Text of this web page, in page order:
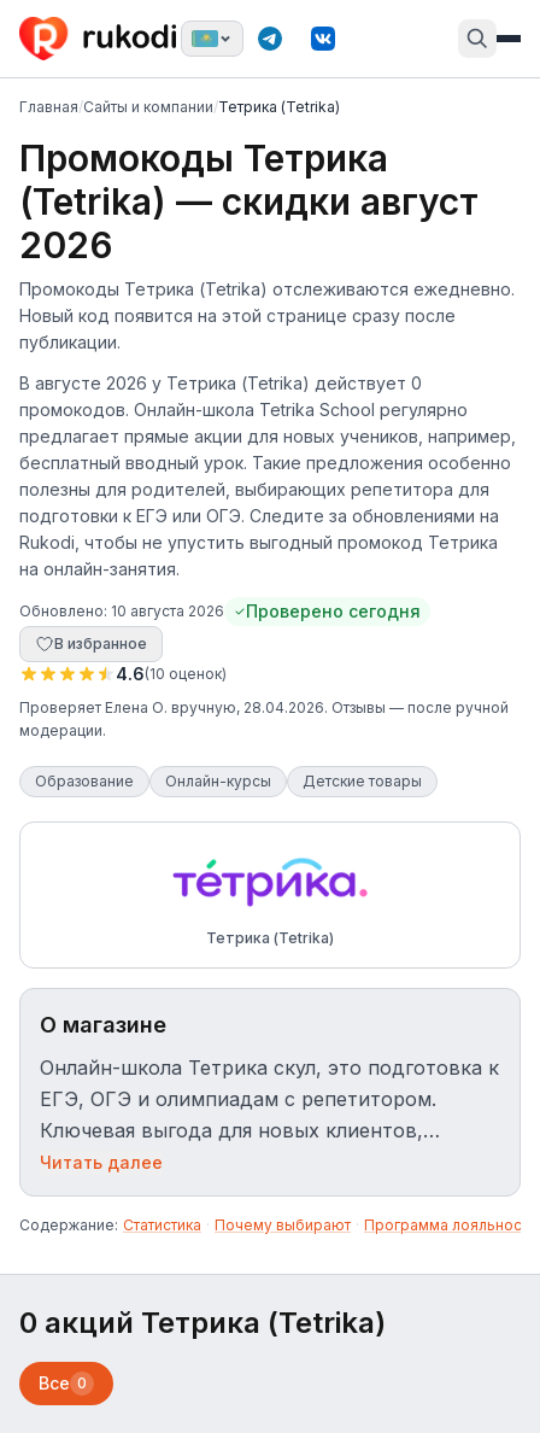
Главная/Сайты и компании/Тетрика (Tetrika)
Промокоды Тетрика
(Tetrika) — скидки август
2026
Промокоды Тетрика (Tetrika) отслеживаются ежедневно.
Новый код появится на этой странице сразу после
публикации.
В августе 2026 у Тетрика (Tetrika) действует 0
промокодов. Онлайн-школа Tetrika School регулярно
предлагает прямые акции для новых учеников, например,
бесплатный вводный урок. Такие предложения особенно
полезны для родителей, выбирающих репетитора для
подготовки к ЕГЭ или ОГЭ. Следите за обновлениями на
Rukodi, чтобы не упустить выгодный промокод Тетрика
на онлайн-занятия.
Обновлено: 10 августа 2026 Проверено сегодня
В избранное
4.6(10 оценок)
Проверяет Елена О. вручную, 28.04.2026. Отзывы — после ручной
модерации.
Образование Онлайн-курсы Детские товары
Тетрика (Tetrika)
О магазине
Онлайн-школа Тетрика скул, это подготовка к
ЕГЭ, ОГЭ и олимпиадам с репетитором.
Ключевая выгода для новых клиентов,
первый урок в подарок после оставления
заявки.
Читать далее
Содержание: Статистика · Почему выбирают · Программа лояльности
0 акций Тетрика (Tetrika)
Все 0